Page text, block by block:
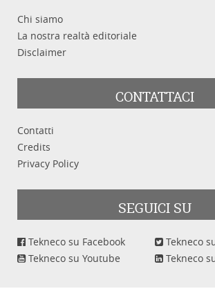
Cerca Pulisci
Chi siamo
La nostra realtà editoriale
Disclaimer
CONTATTACI
Contatti
Credits
Privacy Policy
SEGUICI SU
Tekneco su Facebook
Tekneco
Tekneco su Youtube
Tekneco